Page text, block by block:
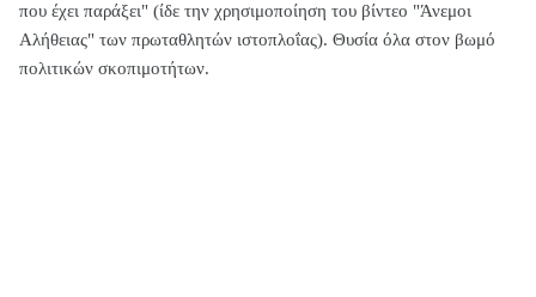
που έχει παράξει" (ίδε την χρησιμοποίηση του βίντεο "Άνεμοι
Αλήθειας" των πρωταθλητών ιστοπλοΐας). Θυσία όλα στον βωμό
πολιτικών σκοπιμοτήτων.